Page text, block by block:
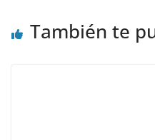
También te